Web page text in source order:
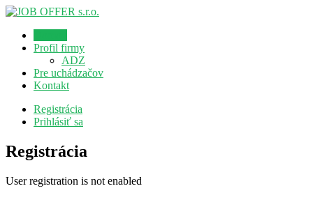
Profil firmy
ADZ
Pre uchádzačov
Kontakt
Registrácia
Prihlásiť sa
Registrácia
User registration is not enabled